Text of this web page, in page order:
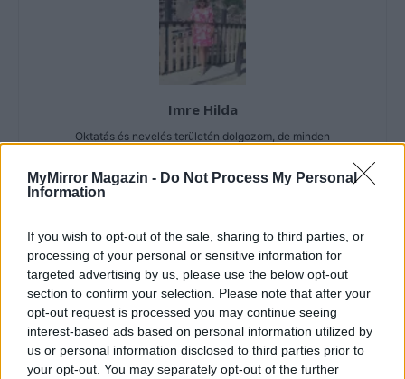
MyMirror Magazin - Do Not Process My Personal
Information
If you wish to opt-out of the sale, sharing to third parties, or
processing of your personal or sensitive information for
targeted advertising by us, please use the below opt-out
section to confirm your selection. Please note that after your
opt-out request is processed you may continue seeing
interest-based ads based on personal information utilized by
us or personal information disclosed to third parties prior to
your opt-out. You may separately opt-out of the further
Imre Hilda
Oktatás és nevelés területén dolgozom, de minden
mögé és közben keresem az embert, a nőt a jól legyártott álarcok
mögött. Néha meséket is írok, de gyakrabban novellákat,
KAPCSOLÓDÓ CIKKEK TÖBB A SZERZŐTŐL
Minka 14. rész